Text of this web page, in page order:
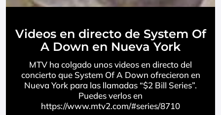
Videos en directo de System Of
A Down en Nueva York
MTV ha colgado unos videos en directo del
concierto que System Of A Down ofrecieron en
Nueva York para las llamadas “$2 Bill Series”.
Puedes verlos en
https://www.mtv2.com/#series/8710